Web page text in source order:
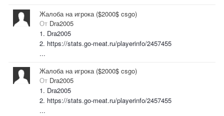
Жалоба на игрока ($2000$ csgo)
От Dra2005
1. Dra2005
2. https://stats.go-meat.ru/playerinfo/2457455
...
Жалоба на игрока ($2000$ csgo)
От Dra2005
1. Dra2005
2. https://stats.go-meat.ru/playerinfo/2457455
...